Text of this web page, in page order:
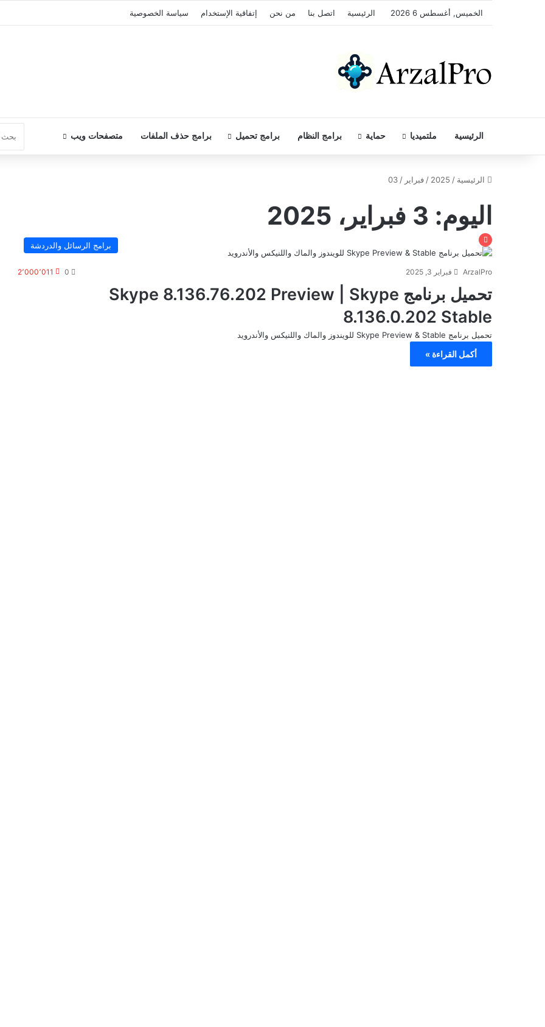
الخميس, أغسطس 6 2026 الرئيسية اتصل بنا من نحن إتفاقية الإستخدام سياسة الخصوصية
الرئيسية ملتميديا حماية برامج النظام برامج تحميل برامج حذف الملفات متصفحات ويب
الرئيسية /
2025
/ فبراير /
03
اليوم: 3 فبراير، 2025
برامج الرسائل والدردشة
ArzalPro فبراير 3, 2025 0 2٬000٬011
تحميل برنامج Skype 8.136.76.202 Preview | Skype
8.136.0.202 Stable
تحميل برنامج Skype Preview & Stable للويندوز والماك واللنيكس والأندرويد
أكمل القراءة »